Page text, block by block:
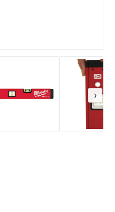
›